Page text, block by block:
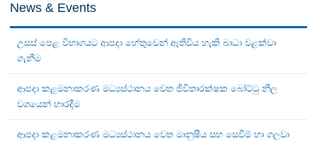
News & Events
උසස් පෙළ විභාගයට ආපදා හේතුවෙන් ඇතිවිය හැකි බාධා වළක්වා
ගැනීම
ආපදා කළමනාකරණ මධ්‍යස්ථානය වෙත ජීවිතාරක්ෂක බෝට්ටු නිල
වශයෙන් භාරදීම
ආපදා කළමනාකරණ මධ්‍යස්ථානය වෙත මානුෂීය සහ සෙවීම් හා ගලවා